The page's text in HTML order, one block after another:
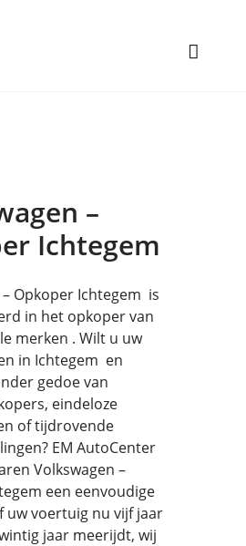
–
Ichtegem
Opkoper Ichtegem is
in het opkoper van
merken . Wilt u uw
in Ichtegem en
gedoe van
eindeloze
of tijdrovende
EM AutoCenter
Volkswagen –
een eenvoudige
uw voertuig nu vijf jaar
jaar meerijdt, wij